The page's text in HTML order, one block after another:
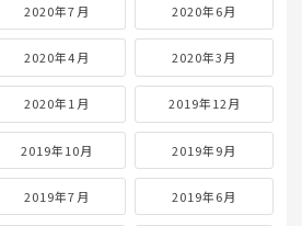
2020年7月 2020年6月
2020年4月 2020年3月
2020年1月 2019年12月
2019年10月 2019年9月
2019年7月 2019年6月